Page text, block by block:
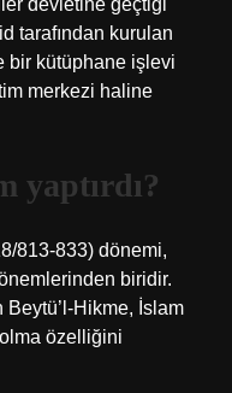
devletine geçtiği
tarafından kurulan
bir kütüphane işlevi
merkezi haline
yaptırdı?
813-833) dönemi,
biridir.
Hikme, İslam
özelliğini